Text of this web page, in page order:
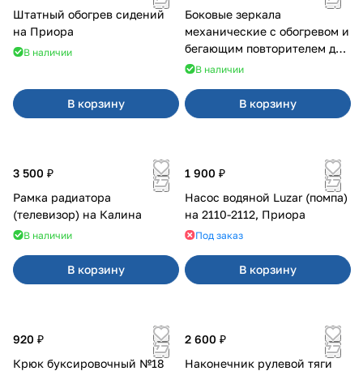
Штатный обогрев сидений
на Приора
В наличии
В корзину
Боковые зеркала
механические с обогревом и
бегающим повторителем для
4х4В наличии
В корзину
3 500 ₽
Рамка радиатора
(телевизор) на Калина
В наличии
В корзину
1 900 ₽
Насос водяной Luzar (помпа)
на 2110-2112, Приора
Под заказ
В корзину
920 ₽
Крюк буксировочный №18
2 600 ₽
Наконечник рулевой тяги